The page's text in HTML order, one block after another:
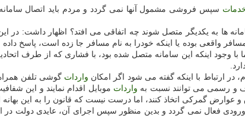
سپس فروشی مشمول آنها نمی گردد و مردم باید اتصال
ها به یكدیگر متصل شوند چه اتفاقی می افتد؟ اظهار داشت: در
واقعی بوده یا اینكه خودرا به نام مسافر جا زده است، پاسخ
وجود اینكه این سامانه متصل شده بود، با فشاری كه از طرف
در ارتباط با اینكه گفته می شود اگر امكان واردات گوشی تلفن
و رسمی می توانند نسبت به واردات موبایل اقدام نمایند و این
گمركی اتخاذ كنند، اما درست نیست كه قانون را به این بهانه
فعال نمی گردد و بدین منظور سپس اجرای آن، عایدی دولت در